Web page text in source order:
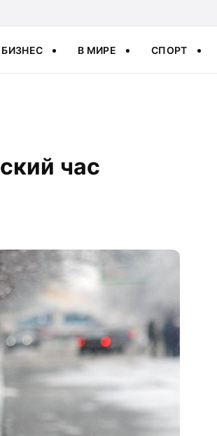
БИЗНЕС В МИРЕ СПОРТ
час